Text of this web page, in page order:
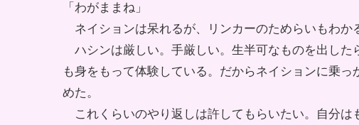
「わがままね」
ネイションは呆れるが、リンカーのためらいもわか
ハシンは厳しい。手厳しい。生半可なものを出した
も身をもって体験している。だからネイションに乗
めた。
これくらいのやり返しは許してもらいたい。自分は